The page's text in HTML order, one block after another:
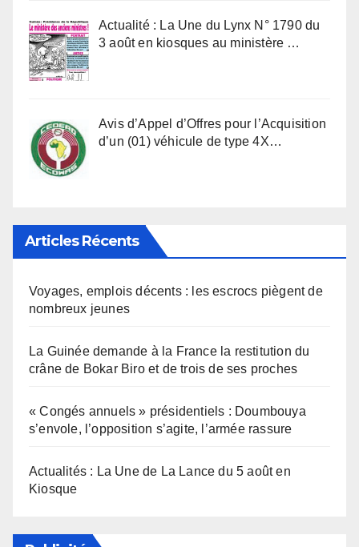
Actualité : La Une du Lynx N° 1790 du
3 août en kiosques au ministère …
Avis d’Appel d’Offres pour l’Acquisition
d’un (01) véhicule de type 4X…
Articles Récents
Voyages, emplois décents : les escrocs piègent de
nombreux jeunes
La Guinée demande à la France la restitution du
crâne de Bokar Biro et de trois de ses proches
« Congés annuels » présidentiels : Doumbouya
s’envole, l’opposition s’agite, l’armée rassure
Actualités : La Une de La Lance du 5 août en
Kiosque